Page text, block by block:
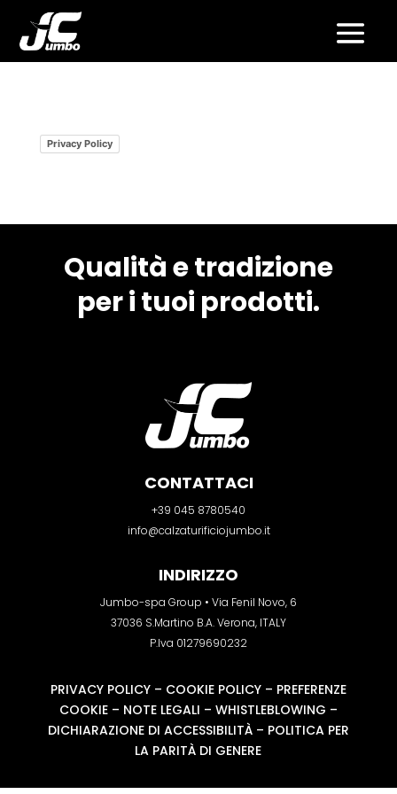
Privacy Policy
Qualità e tradizione
per i tuoi prodotti.
CONTATTACI
+39 045 8780540
info@calzaturificiojumbo.it
INDIRIZZO
Jumbo-spa Group • Via Fenil Novo, 6
37036 S.Martino B.A. Verona, ITALY
P.Iva 01279690232
PRIVACY POLICY– COOKIE POLICY– PREFERENZE
COOKIE– NOTE LEGALI – WHISTLEBLOWING –
DICHIARAZIONE DI ACCESSIBILITÀ– POLITICA PER
LA PARITÀ DI GENERE